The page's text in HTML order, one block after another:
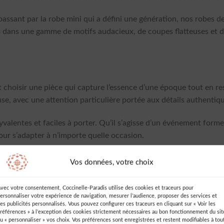
Vos données, votre choix
votre consentement, Coccinelle-Paradis utilise des cookies et traceurs pour
votre expérience de navigation, mesurer l’audience, proposer des services et
publicités personnalisés. Vous pouvez configurer ces traceurs en cliquant sur « Voir les
» à l’exception des cookies strictement nécessaires au bon fonctionnement du
« personnaliser » vos choix. Vos préférences sont enregistrées et restent modifiables à
par la robe mini qui a défini une génération, nos robes
une gamme de motifs audacieux, de coupes flatteuses et
une pièce qui capture l’essence d’une époque tout en
avec une attention particulière portée aux détails
et faciles à porter. Qu’il s’agisse d’un événement
s’adapter à n’importe quelle occasion.
optez pour une robe avec un motif audacieux ou des
de couleur ou un accessoire déclaration.
la silhouette. Une robe trapèze, par exemple, se marie bien